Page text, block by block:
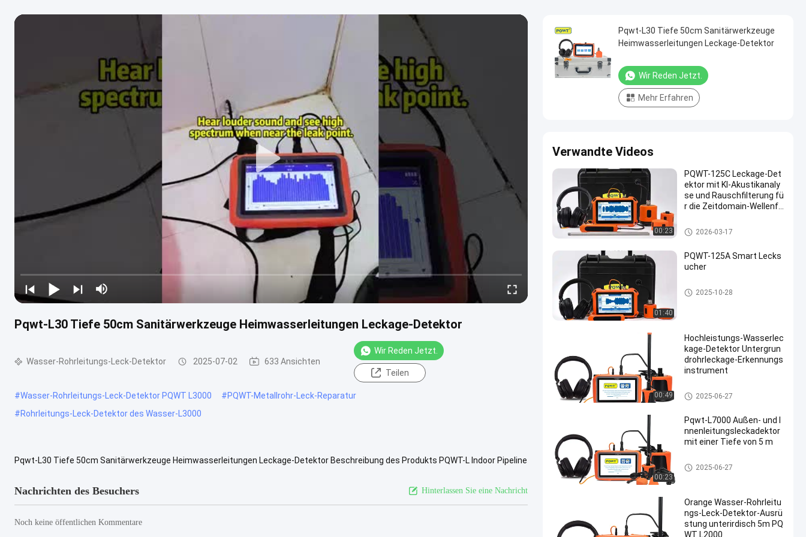
Pqwt-L30 Tiefe 50cm Sanitärwerkzeuge Heimwasserleitungen Leckage-Detektor
Wasser-Rohrleitungs-Leck-Detektor 2025-07-02 633 Ansichten
Wir Reden Jetzt.
Teilen
#Wasser-Rohrleitungs-Leck-Detektor PQWT L3000 #PQWT-Metallrohr-Leck-Reparatur
#Rohrleitungs-Leck-Detektor des Wasser-L3000
Pqwt-L30 Tiefe 50cm Sanitärwerkzeuge Heimwasserleitungen Leckage-Detektor Beschreibung des Produkts PQWT-L Indoor Pipeline
Nachrichten des Besuchers Hinterlassen Sie eine Nachricht
Noch keine öffentlichen Kommentare
Pqwt-L30 Tiefe 50cm Sanitärwerkzeuge
Heimwasserleitungen Leckage-Detektor
Wir Reden Jetzt.
Mehr Erfahren
Verwandte Videos
00:23
PQWT-125C Leckage-Det
ektor mit KI-Akustikanaly
se und Rauschfilterung fü
r die Zeitdomain-Wellenfo
erleitungen
Wasser-Rohrleitungs-Leck-Det
ektor
2026-03-17
01:40
PQWT-125A Smart Lecks
ucher
Wasser-Rohrleitungs-Leck-Det
ektor
2025-10-28
00:49
Hochleistungs-Wasserlec
kage-Detektor Untergrun
drohrleckage-Erkennungs
instrument
Wasser-Rohrleitungs-Leck-Det
ektor
2025-06-27
00:23
Pqwt-L7000 Außen- und I
nnenleitungsleckadektor
mit einer Tiefe von 5 m
Wasser-Rohrleitungs-Leck-Det
ektor
2025-06-27
Orange Wasser-Rohrleitu
ngs-Leck-Detektor-Ausrü
stung unterirdisch 5m PQ
WT L2000